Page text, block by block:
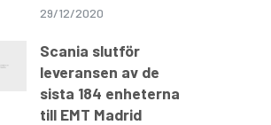
29/12/2020
Scania slutför
leveransen av de
sista 184 enheterna
till EMT Madrid